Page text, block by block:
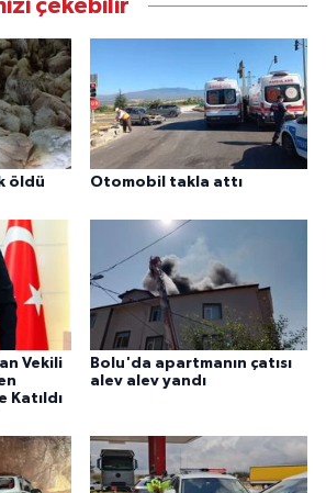
çekebilir
öldü Otomobil takla attı
Vekili
Katıldı
Bolu'da apartmanın çatısı
alev alev yandı